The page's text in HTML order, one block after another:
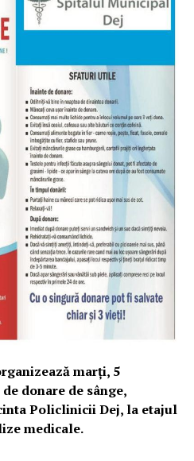
marți, 5
donare de sânge,
Policlinicii Dej, la etajul
medicale.